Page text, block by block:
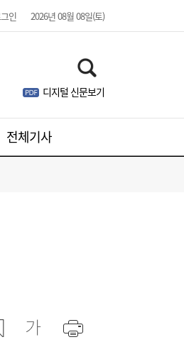
인 2026년 08월 08일(토)
디지털 신문보기
전체기사